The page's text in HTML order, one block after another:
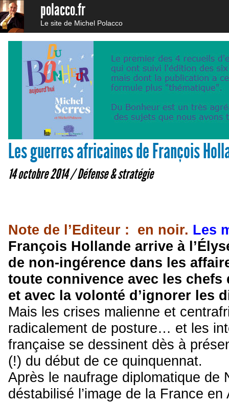
polacco.fr
Le site de Michel Polacco
Les guerres africaines de François
14 octobre 2014 /Défense & stratégie
Note de l’Editeur : en noir. Les
François Hollande arrive à
de non-ingérence dans les
toute connivence avec les chefs
et avec la volonté d’ignorer les
Mais les crises malienne et
radicalement de posture… et les
française se dessinent dès à
(!) du début de ce quinquennat.
Après le naufrage diplomatique de
déstabilisé l’image de la France